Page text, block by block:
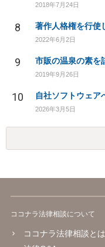
2018年7月24日
8 著作人格権を行使
2022年6月2日
9 市販の温泉の素を
2019年9月26日
10
2026年3月5日
ココナラ法律相談について
ココナラ法律相談とは